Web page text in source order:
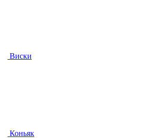
Виски
Коньяк